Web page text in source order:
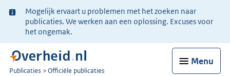
Ter
informatie:
Mogelijk ervaart u problemen met het zoeken naar
publicaties. We werken aan een oplossing. Excuses voor
het ongemak.
Menu
U
Publicaties Officiële publicaties